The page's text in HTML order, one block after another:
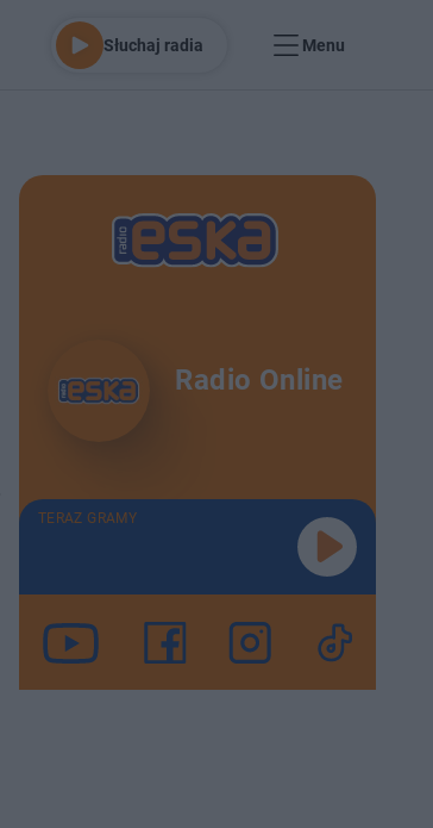
Słuchaj radia Menu
Radio Online
TERAZ GRAMY